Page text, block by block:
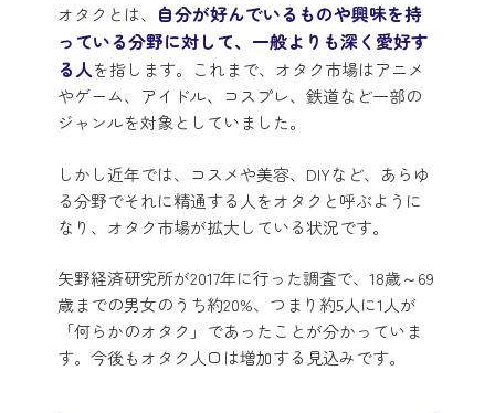
オタクとは、 自分が好んでいるものや興味を持
っている分野に対して、一般よりも深く愛好す
る人を指します。これまで、オタク市場はアニメ
やゲーム、アイドル、コスプレ、鉄道など一部の
ジャンルを対象としていました。
しかし近年では、コスメや美容、DIYなど、あらゆ
る分野でそれに精通する人をオタクと呼ぶように
なり、オタク市場が拡大している状況です。
矢野経済研究所が2017年に行った調査で、18歳～69
歳までの男女のうち約20%、つまり約5人に1人が
「何らかのオタク」であったことが分かっていま
す。今後もオタク人口は増加する見込みです。